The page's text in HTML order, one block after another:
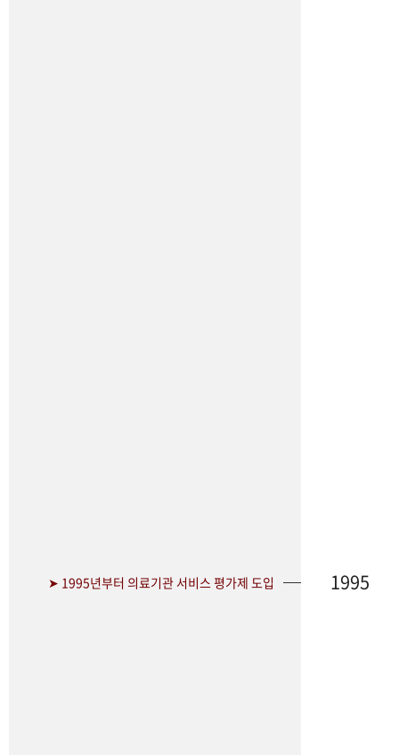
➤ 1995년부터 의료기관 서비스 평가제 도입 1995